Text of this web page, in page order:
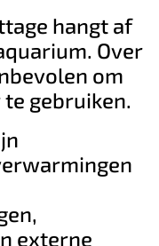
hangt af
Over
om
gebruiken.
externe